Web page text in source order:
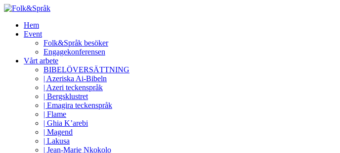
Hem
Event
Folk&Språk besöker
Engagekonferensen
Vårt arbete
BIBELÖVERSÄTTNING
| Azeriska Ai-Bibeln
| Azeri teckenspråk
| Bergsklustret
| Emagira teckenspråk
| Flame
| Ghia K’arebi
| Magend
| Lakusa
| Jean-Marie Nkokolo